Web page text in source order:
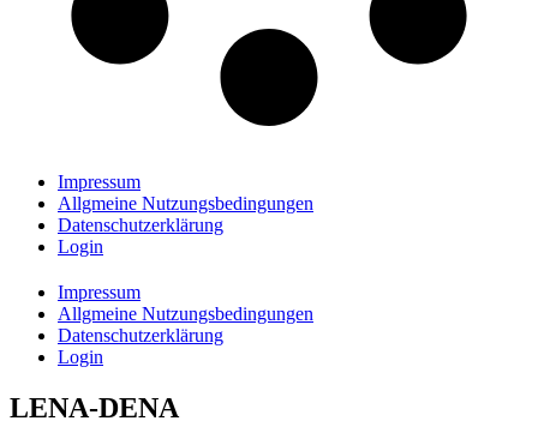
Impressum
Allgmeine Nutzungsbedingungen
Datenschutzerklärung
Login
Impressum
Allgmeine Nutzungsbedingungen
Datenschutzerklärung
Login
LENA-DENA